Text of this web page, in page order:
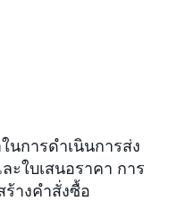
นการดำเนินการส่ง
ะใบเสนอราคา การ
ร้างคำสั่งซื้อ